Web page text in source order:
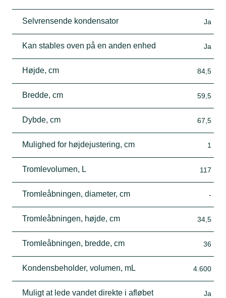
Selvrensende kondensator Ja
Kan stables oven på en anden enhed Ja
Højde, cm 84,5
Bredde, cm 59,5
Dybde, cm 67,5
Mulighed for højdejustering, cm 1
Tromlevolumen, L 117
Tromleåbningen, diameter, cm -
Tromleåbningen, højde, cm 34,5
Tromleåbningen, bredde, cm 36
Kondensbeholder, volumen, mL 4.600
Muligt at lede vandet direkte i afløbet Ja